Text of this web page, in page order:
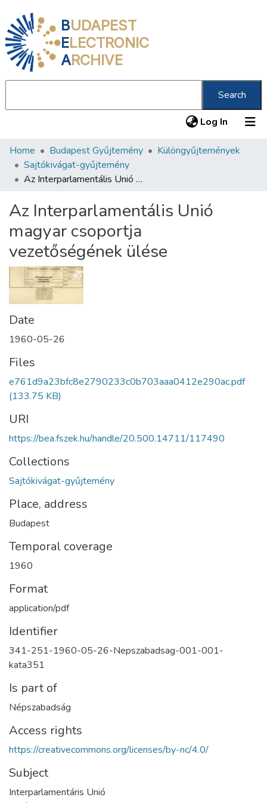
BUDAPEST
ELECTRONIC
ARCHIVE
Search
Log In (current)
Communities & Collections
All of DSpace
Home Budapest Gyűjtemény
Különgyűjtemények
Sajtókivágat-gyűjtemény
Az Interparlamentális Unió magyar csoportja vezetőségének ülése
Az Interparlamentális Unió
magyar csoportja
vezetőségének ülése
Date
1960-05-26
Files
e761d9a23bfc8e2790233c0b703aaa0412e290ac.pdf
(133.75 KB)
URI
https://bea.fszek.hu/handle/20.500.14711/117490
Collections
Sajtókivágat-gyűjtemény
Place, address
Budapest
Temporal coverage
1960
Format
application/pdf
Identifier
341-251-1960-05-26-Nepszabadsag-001-001-
kata351
Is part of
Népszabadság
Access rights
https://creativecommons.org/licenses/by-nc/4.0/
Subject
Interparlamentáris Unió